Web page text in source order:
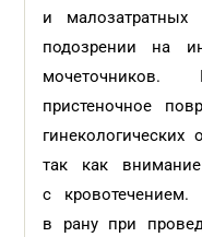
и малозатратных
подозрении на
пристеночное
гинекологических
так как
с кровотечением.
в рану при